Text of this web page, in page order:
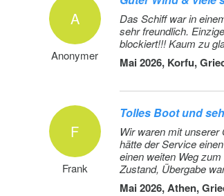
manually (Vorauszahlung)
Zusätzliche Bettwäsche (wählen
15 € 1 set of linen (2 sheets & 2
Tauchen: Nur für Bareboat-Charter
Regatta gegen Gebühr
Same day briefing: Same day
5.30pm (departure following
A
Anonymer
Das Schiff war in
sehr freundlich. Einziger negativer Punkt: Die Kaution von EUR 2500.- war bis Ende Juni, also einen ganzen Monat
blockiert!!! Kaum zu
Mai 2026, Korfu,
F
Frank
Tolles Boot und
Wir waren mit unserer
hätte der Service
einen weiten Weg
Zustand, Übergabe
uns beim Anlegen
Mai 2026, Athen,